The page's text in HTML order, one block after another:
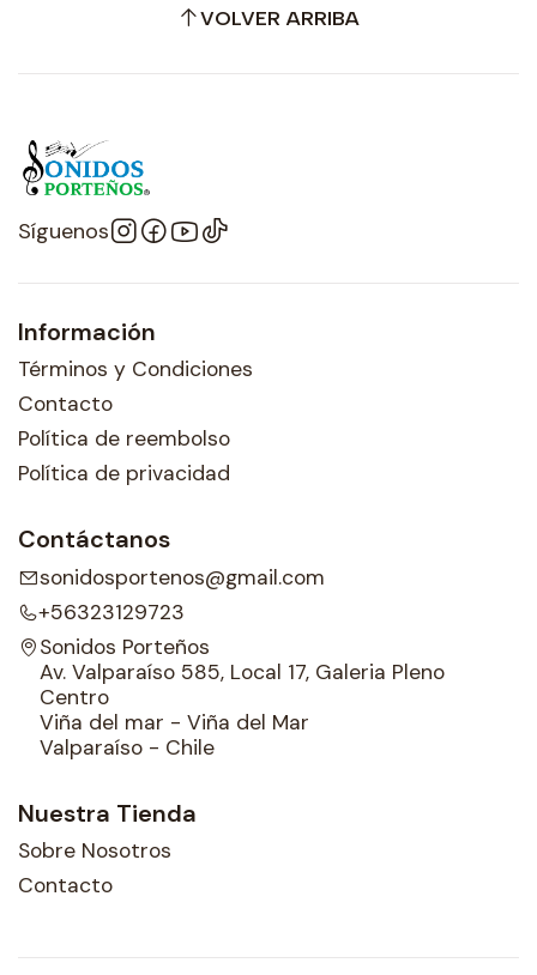
VOLVER ARRIBA
Síguenos
Información
Términos y Condiciones
Contacto
Política de reembolso
Política de privacidad
Contáctanos
sonidosportenos@gmail.com
+56323129723
Sonidos Porteños
Av. Valparaíso 585, Local 17, Galeria Pleno
Centro
Viña del mar - Viña del Mar
Valparaíso - Chile
Nuestra Tienda
Sobre Nosotros
Contacto